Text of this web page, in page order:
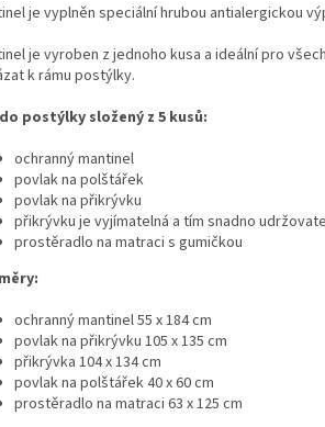
je vyplněn speciální hrubou antialergickou
je vyroben z jednoho kusa a ideální pro
k rámu postýlky.
postýlky složený z 5 kusů:
ochranný mantinel
povlak na polštářek
povlak na přikrývku
přikrývku je vyjímatelná a tím snadno
prostěradlo na matraci s gumičkou
ochranný mantinel 55 x 184 cm
povlak na přikrývku 105 x 135 cm
přikrývka 104 x 134 cm
povlak na polštářek 40 x 60 cm
prostěradlo na matraci 63 x 125 cm